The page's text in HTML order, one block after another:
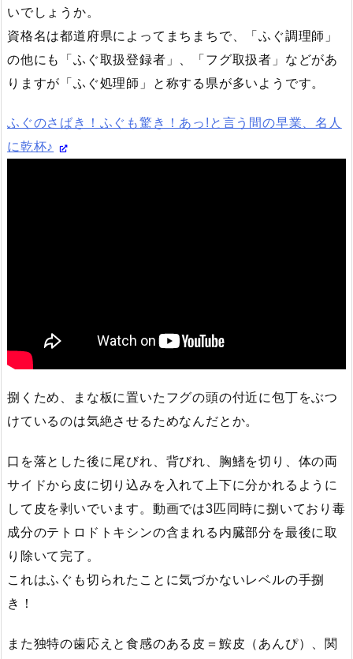
いでしょうか。
資格名は都道府県によってまちまちで、「ふぐ調理師」
の他にも「ふぐ取扱登録者」、「フグ取扱者」などがあ
りますが「ふぐ処理師」と称する県が多いようです。
ふぐのさばき！ふぐも驚き！あっ!と言う間の早業、名人
に乾杯♪
捌くため、まな板に置いたフグの頭の付近に包丁をぶつ
けているのは気絶させるためなんだとか。
口を落とした後に尾びれ、背びれ、胸鰭を切り、体の両
サイドから皮に切り込みを入れて上下に分かれるように
して皮を剥いでいます。動画では3匹同時に捌いており毒
成分のテトロドトキシンの含まれる内臓部分を最後に取
り除いて完了。
これはふぐも切られたことに気づかないレベルの手捌
き！
また独特の歯応えと食感のある皮＝鮟皮（あんぴ）、関